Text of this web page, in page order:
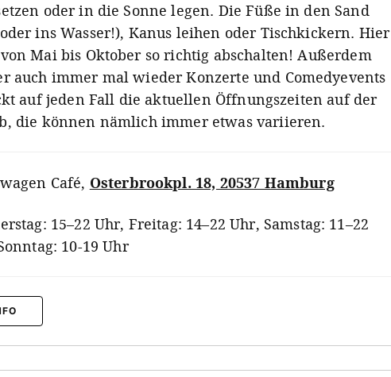
oder in die Sonne legen. Die Füße in den Sand
ins Wasser!), Kanus leihen oder Tischkickern. Hier
Mai bis Oktober so richtig abschalten! Außerdem
auch immer mal wieder Konzerte und Comedyevents
auf jeden Fall die aktuellen Öffnungszeiten auf der
die können nämlich immer etwas variieren.
Café, Osterbrookpl. 18, 20537 Hamburg
15–22 Uhr, Freitag: 14–22 Uhr, Samstag: 11–22
10-19 Uhr